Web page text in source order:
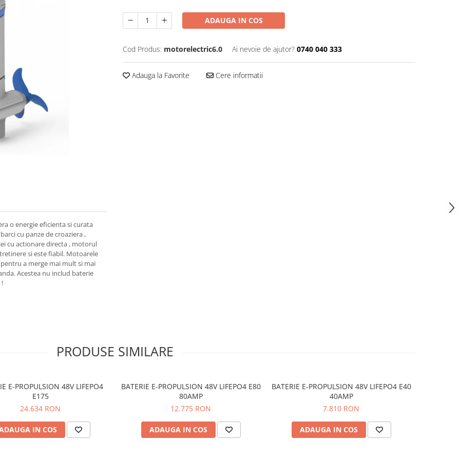
ADAUGA IN COS
Cod Produs: motorelectric6.0 Ai nevoie de ajutor? 0740 040 333
Adauga la Favorite Cere informatii
o energie eficienta si curata
cu panze de croaziera ,
cu actionare directa , motorul
si este fiabil. Motoarele
a merge mai mult si mai
Acestea nu includ baterie
PRODUSE SIMILARE
E-PROPULSION 48V LIFEPO4
E175
24.634 RON
IN COS
BATERIE E-PROPULSION 48V LIFEPO4 E80
80AMP
12.775 RON
ADAUGA IN COS
BATERIE E-PROPULSION 48V LIFEPO4 E40
40AMP
7.810 RON
ADAUGA IN COS